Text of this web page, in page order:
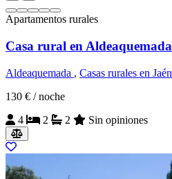
Apartamentos rurales
Casa rural en Aldeaquemada
Aldeaquemada , Casas rurales en Jaén
130 € / noche
4
2 2 Sin opiniones